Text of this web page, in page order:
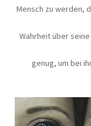
Mensch zu werden,
Wahrheit über
genug, um bei